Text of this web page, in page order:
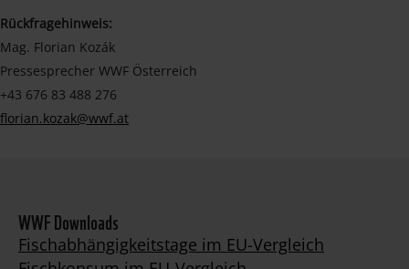
Rückfragehinweis:
Mag. Florian Kozák
Pressesprecher WWF Österreich
+43 676 83 488 276
florian.kozak@wwf.at
WWF Downloads
Fischabhängigkeitstage im EU-Vergleich